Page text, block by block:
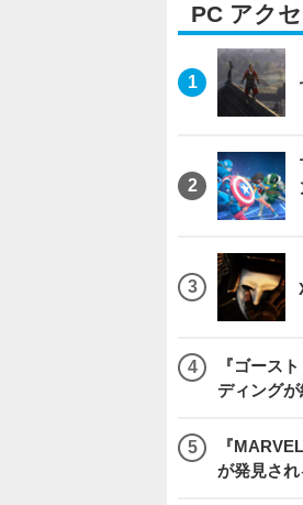
PC アク
『ゴース
ディング
『
が発見さ